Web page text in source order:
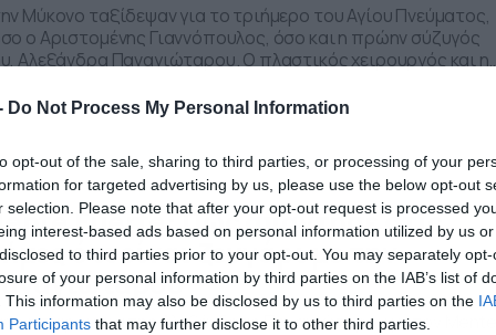
Do Not Process My Personal Information
opt-out of the sale, sharing to third parties, or processing of your
for targeted advertising by us, please use the below opt-out
selection. Please note that after your opt-out request is processed
interest-based ads based on personal information utilized by us
to third parties prior to your opt-out. You may separately
of your personal information by third parties on the IAB’s list of
This information may also be disclosed by us to third parties on the
Participants that may further disclose it to other third parties.
Μύκονο ταξίδεψαν για το τριήμερο του Αγίου Πνεύματος,
ο Αριστομένης Γιαννόπουλος, όσο και η πρώην σύζυγός
Αλεξάνδρα Παναγιώταρου. Ο πλαστικός χειρουργός και η
παρέα ο καθένας. Πρώτος έφτασε στην κοσμική
06/2023 12:55
Fuerte: Πώς απάντησε στις
ότι είναι ζευγάρι με την
παρουσία της Αλεξάνδρας Παναγιώταρου με τον Mente